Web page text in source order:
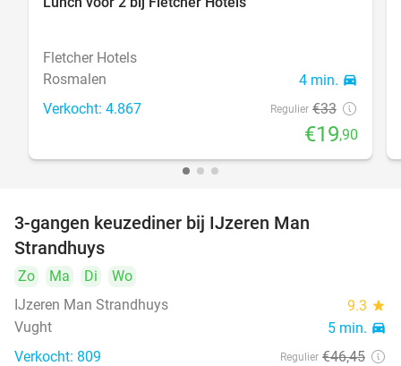
Fletcher Hotels
Rosmalen
4 min. directions_car
Verkocht: 4.867 Regulier €33
€19,90
3-gangen keuzediner bij IJzeren Man
Strandhuys
Zo Ma Di
Wo
IJzeren Man Strandhuys
9.3 star
Vught 5 min. directions_car
Verkocht: 809 Regulier €46,45